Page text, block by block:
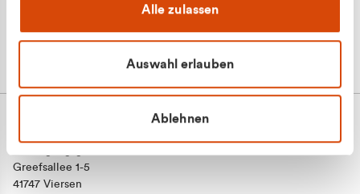
Alle zulassen
Auswahl erlauben
Ablehnen
Greefsallee 1-5
41747 Viersen